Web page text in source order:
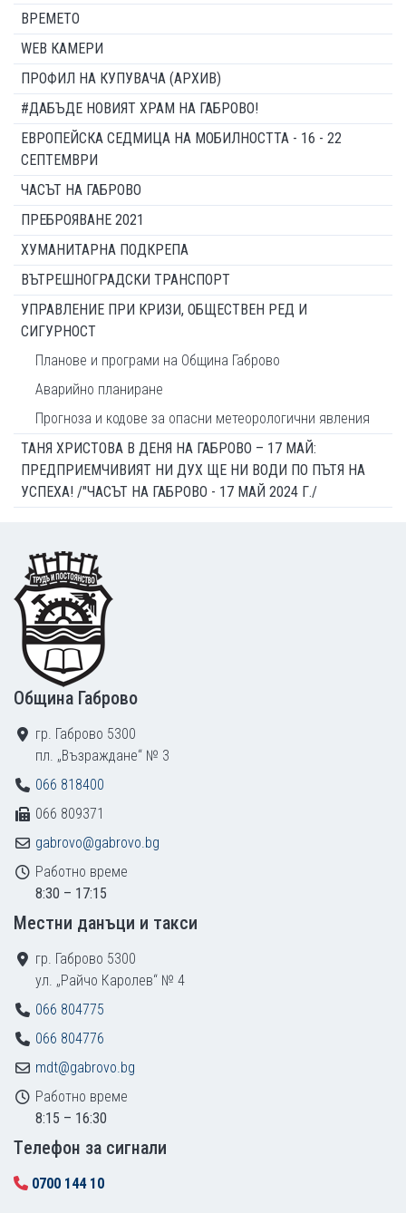
ВРЕМЕТО
WEB КАМЕРИ
ПРОФИЛ НА КУПУВАЧА (АРХИВ)
#ДАБЪДЕ НОВИЯТ ХРАМ НА ГАБРОВО!
ЕВРОПЕЙСКА СЕДМИЦА НА МОБИЛНОСТТА - 16 - 22
СЕПТЕМВРИ
ЧАСЪТ НА ГАБРОВО
ПРЕБРОЯВАНЕ 2021
ХУМАНИТАРНА ПОДКРЕПА
ВЪТРЕШНОГРАДСКИ ТРАНСПОРТ
УПРАВЛЕНИЕ ПРИ КРИЗИ, ОБЩЕСТВЕН РЕД И
СИГУРНОСТ
Планове и програми на Община Габрово
Аварийно планиране
Прогноза и кодове за опасни метеорологични явления
ТАНЯ ХРИСТОВА В ДЕНЯ НА ГАБРОВО – 17 МАЙ:
ПРЕДПРИЕМЧИВИЯТ НИ ДУХ ЩЕ НИ ВОДИ ПО ПЪТЯ НА
УСПЕХА! /"ЧАСЪТ НА ГАБРОВО - 17 МАЙ 2024 Г./
Footer
Община Габрово
гр. Габрово 5300
пл. „Възраждане“ № 3
066 818400
066 809371
gabrovo@gabrovo.bg
Работно време
8:30 – 17:15
Местни данъци и такси
гр. Габрово 5300
ул. „Райчо Каролев“ № 4
066 804775
066 804776
mdt@gabrovo.bg
Работно време
8:15 – 16:30
Tелефон за сигнали
0700 144 10